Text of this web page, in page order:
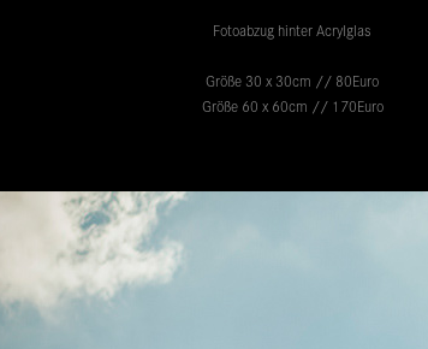
Fotoabzug hinter Acrylglas
Größe 30 x 30cm // 80Euro
Größe 60 x 60cm // 170Euro